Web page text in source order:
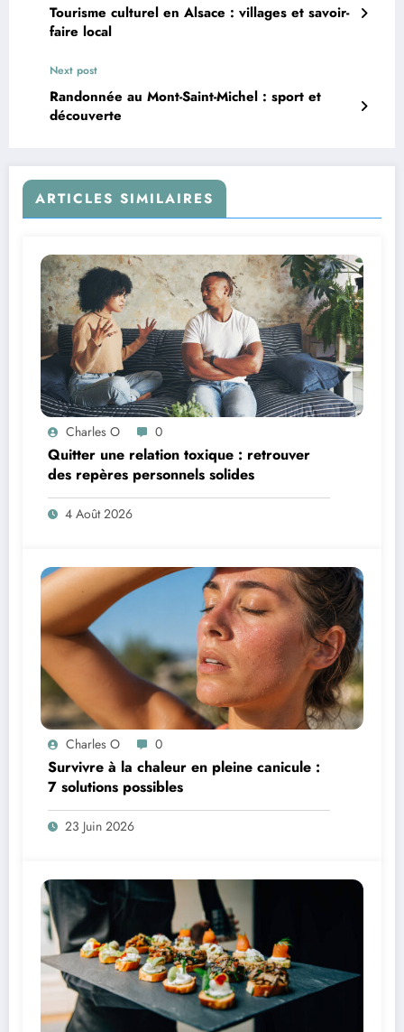
Tourisme culturel en Alsace : villages et savoir-
faire local
Next post
Randonnée au Mont-Saint-Michel : sport et
découverte
ARTICLES SIMILAIRES
Charles O 0
Quitter une relation toxique : retrouver
des repères personnels solides
4 Août 2026
Charles O 0
Survivre à la chaleur en pleine canicule :
7 solutions possibles
23 Juin 2026